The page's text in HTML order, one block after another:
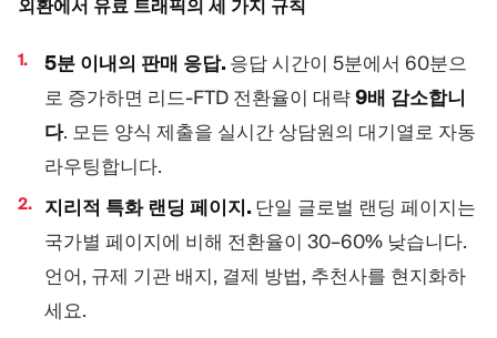
외환에서 유료 트래픽의 세 가지 규칙
5분 이내의 판매 응답.응답 시간이 5분에서 60분으
로 증가하면 리드-FTD 전환율이 대략9배 감소합니
다. 모든 양식 제출을 실시간 상담원의 대기열로 자동
라우팅합니다.
지리적 특화 랜딩 페이지.단일 글로벌 랜딩 페이지는
국가별 페이지에 비해 전환율이 30–60% 낮습니다.
언어, 규제 기관 배지, 결제 방법, 추천사를 현지화하
세요.